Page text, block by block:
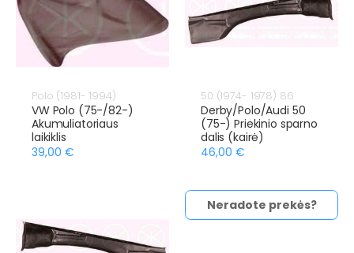
Polo (1981- 1994)
VW Polo (75-/82-)
Akumuliatoriaus
laikiklis
39,00 €
50 (1974- 1978) 86
Derby/Polo/Audi 50
(75-) Priekinio sparno
dalis (kairė)
46,00 €
Neradote prekės?